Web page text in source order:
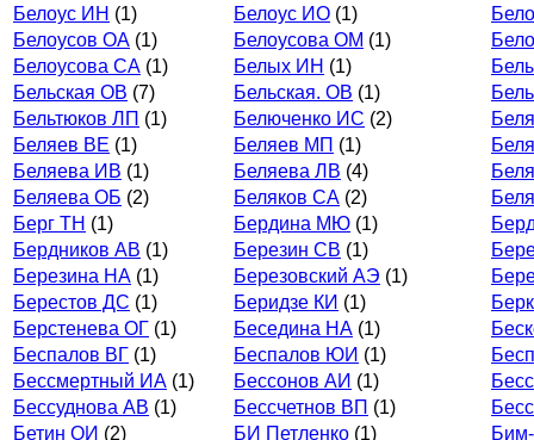
Белоус ИН (1) Белоус ИО (1)
Белоусов ОА (1) Белоусова ОМ (1)
Белоусова СА (1) Белых ИН (1)
Бельская ОВ (7) Бельская. ОВ (1)
Бельтюков ЛП (1) Белюченко ИС (2)
Беляев ВЕ (1) Беляев МП (1)
Беляева ИВ (1) Беляева ЛВ (4)
Беляева ОБ (2) Беляков СА (2)
Берг ТН (1) Бердина МЮ (1)
Бердников АВ (1) Березин СВ (1)
Березина НА (1) Березовский АЭ (1)
Берестов ДС (1) Беридзе КИ (1)
Берстенева ОГ (1) Беседина НА (1)
Беспалов ВГ (1) Беспалов ЮИ (1)
Бессмертный ИА (1) Бессонов АИ (1)
Бессуднова АВ (1) Бессчетнов ВП (1)
Бетин ОИ (2) БИ Петленко (1)